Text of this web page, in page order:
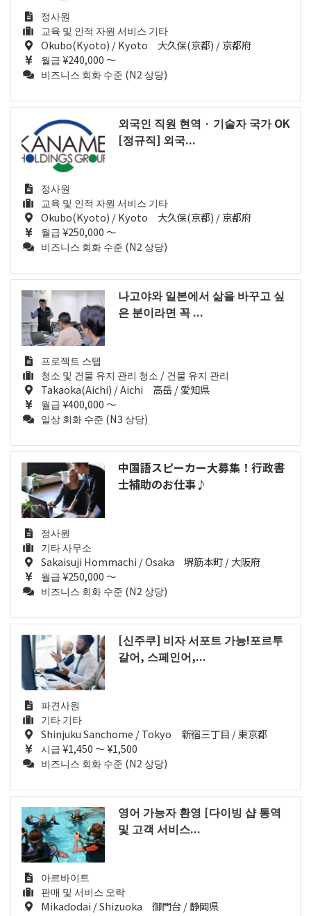
정사원
교육 및 인적 자원 서비스 기타
Okubo(Kyoto) / Kyoto 大久保(京都) / 京都府
월급 ¥240,000 ～
비즈니스 회화 수준 (N2 상당)
외국인 직원 현역 · 기술자 국가 OK
[정규직] 외국...
정사원
교육 및 인적 자원 서비스 기타
Okubo(Kyoto) / Kyoto 大久保(京都) / 京都府
월급 ¥250,000 ～
비즈니스 회화 수준 (N2 상당)
나고야와 일본에서 삶을 바꾸고 싶
은 분이라면 꼭 ...
프로젝트 스텝
청소 및 건물 유지 관리 청소 / 건물 유지 관리
Takaoka(Aichi) / Aichi 高岳 / 愛知県
월급 ¥400,000 ～
일상 회화 수준 (N3 상당)
中国語スピーカー大募集！行政書
士補助のお仕事♪
정사원
기타 사무소
Sakaisuji Hommachi / Osaka 堺筋本町 / 大阪府
월급 ¥250,000 ～
비즈니스 회화 수준 (N2 상당)
[신주쿠] 비자 서포트 가능!포르투
갈어, 스페인어,...
파견사원
기타 기타
Shinjuku Sanchome / Tokyo 新宿三丁目 / 東京都
시급 ¥1,450 ～ ¥1,500
비즈니스 회화 수준 (N2 상당)
영어 가능자 환영 [다이빙 샵 통역
및 고객 서비스...
아르바이트
판매 및 서비스 오락
Mikadodai / Shizuoka 御門台 / 静岡県